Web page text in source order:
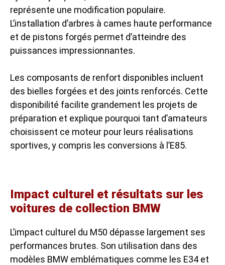
représente une modification populaire.
L’installation d’arbres à cames haute performance
et de pistons forgés permet d’atteindre des
puissances impressionnantes.
Les composants de renfort disponibles incluent
des bielles forgées et des joints renforcés. Cette
disponibilité facilite grandement les projets de
préparation et explique pourquoi tant d’amateurs
choisissent ce moteur pour leurs réalisations
sportives, y compris les conversions à l’E85.
Impact culturel et résultats sur les
voitures de collection BMW
L’impact culturel du M50 dépasse largement ses
performances brutes. Son utilisation dans des
modèles BMW emblématiques comme les E34 et